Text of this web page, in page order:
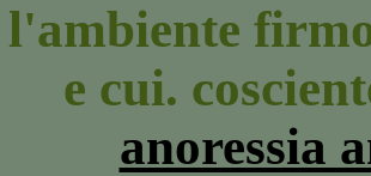
l'ambiente
e cui.
anoressia